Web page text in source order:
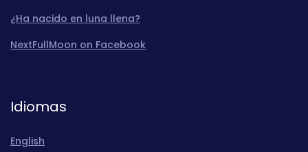
¿Ha nacido en luna llena?
NextFullMoon on Facebook
Idiomas
English